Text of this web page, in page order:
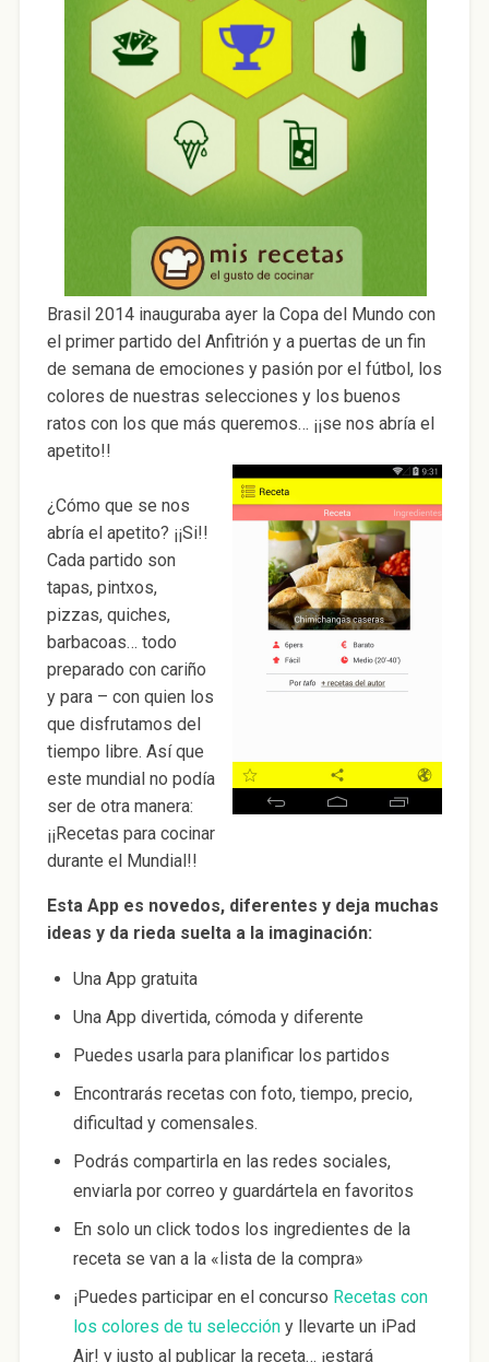
Brasil 2014 inauguraba ayer la Copa del Mundo con
el primer partido del Anfitrión y a puertas de un fin
de semana de emociones y pasión por el fútbol, los
colores de nuestras selecciones y los buenos
ratos con los que más queremos… ¡¡se nos abría el
apetito!!
¿Cómo que se nos
abría el apetito? ¡¡Si!!
Cada partido son
tapas, pintxos,
pizzas, quiches,
barbacoas… todo
preparado con cariño
y para – con quien los
que disfrutamos del
tiempo libre. Así que
este mundial no podía
ser de otra manera:
¡¡Recetas para cocinar
durante el Mundial!!
Esta App es novedos, diferentes y deja muchas
ideas y da rieda suelta a la imaginación:
Una App gratuita
Una App divertida, cómoda y diferente
Puedes usarla para planificar los partidos
Encontrarás recetas con foto, tiempo, precio,
dificultad y comensales.
Podrás compartirla en las redes sociales,
enviarla por correo y guardártela en favoritos
En solo un click todos los ingredientes de la
receta se van a la «lista de la compra»
¡Puedes participar en el concurso Recetas con
los colores de tu seleccióny llevarte un iPad
Air! y justo al publicar la receta… ¡estará